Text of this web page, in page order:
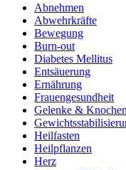
Abnehmen
Abwehrkräfte
Bewegung
Burn-out
Diabetes Mellitus
Entsäuerung
Ernährung
Frauengesundheit
Gelenke & Knochen
Heilfasten
Heilpflanzen
Herz